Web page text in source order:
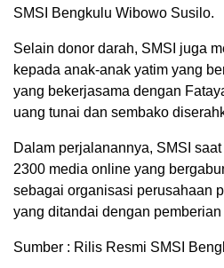
SMSI Bengkulu Wibowo Susilo.
Selain donor darah, SMSI juga
kepada anak-anak yatim yang
yang bekerjasama dengan
uang tunai dan sembako
Dalam perjalanannya, SMSI
2300 media online yang
sebagai organisasi perusahaan
yang ditandai dengan
Sumber : Rilis Resmi SMSI